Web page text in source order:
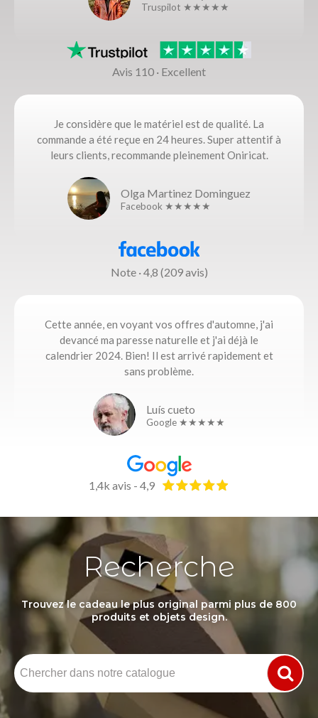
Truspilot ★★★★★
Avis 110 · Excellent
Je considère que le matériel est de qualité. La
commande a été reçue en 24 heures. Super attentif à
leurs clients, recommande pleinement Oniricat.
Olga Martinez Dominguez
Facebook ★★★★★
Note · 4,8 (209 avis)
Cette année, en voyant vos offres d'automne, j'ai
devancé ma paresse naturelle et j'ai déjà le
calendrier 2024. Bien! Il est arrivé rapidement et
sans problème.
Luís cueto
Google ★★★★★
1,4k avis - 4,9
Recherche
Trouvez le cadeau le plus original parmi plus de 800
produits et objets design.